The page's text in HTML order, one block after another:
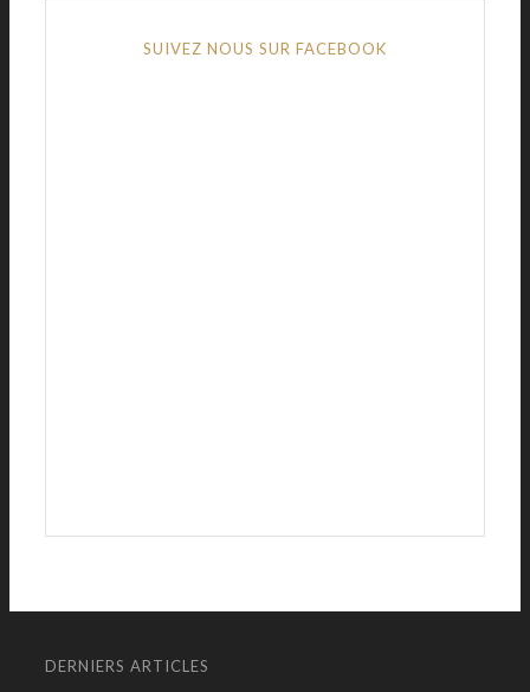
SUIVEZ NOUS SUR FACEBOOK
DERNIERS ARTICLES